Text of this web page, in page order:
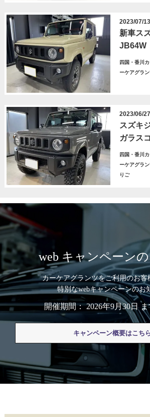
2023/07/
新車ス
JB64W
四国・香川
ーケアグラ
2023/06/
スズキ
ガラス
四国・香川
ーケアグラ
りご
web キャンペーン
カーケアグランツをご利用のお客
特別なwebキャンペーンのお
開催期間： 2026年9月30日
キャンペーン概要はこち